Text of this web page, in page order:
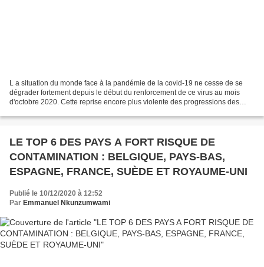
L a situation du monde face à la pandémie de la covid-19 ne cesse de se
dégrader fortement depuis le début du renforcement de ce virus au mois
d'octobre 2020. Cette reprise encore plus violente des progressions des
LE TOP 6 DES PAYS A FORT RISQUE DE
CONTAMINATION : BELGIQUE, PAYS-BAS,
ESPAGNE, FRANCE, SUÈDE ET ROYAUME-UNI
Publié le 10/12/2020 à 12:52
Par Emmanuel Nkunzumwami